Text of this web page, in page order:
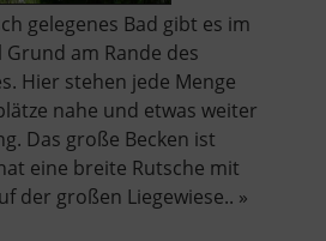
gelegenes Bad gibt es im
am Rande des
Hier stehen jede Menge
nahe und etwas weiter
Das große Becken ist
eine breite Rutsche mit
der großen Liegewiese.. »